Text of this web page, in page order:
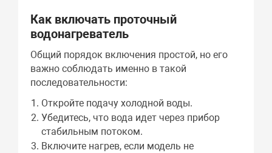
Как включать проточный
водонагреватель
Общий порядок включения простой, но его
важно соблюдать именно в такой
последовательности:
Откройте подачу холодной воды.
Убедитесь, что вода идет через прибор
стабильным потоком.
Включите нагрев, если модель не